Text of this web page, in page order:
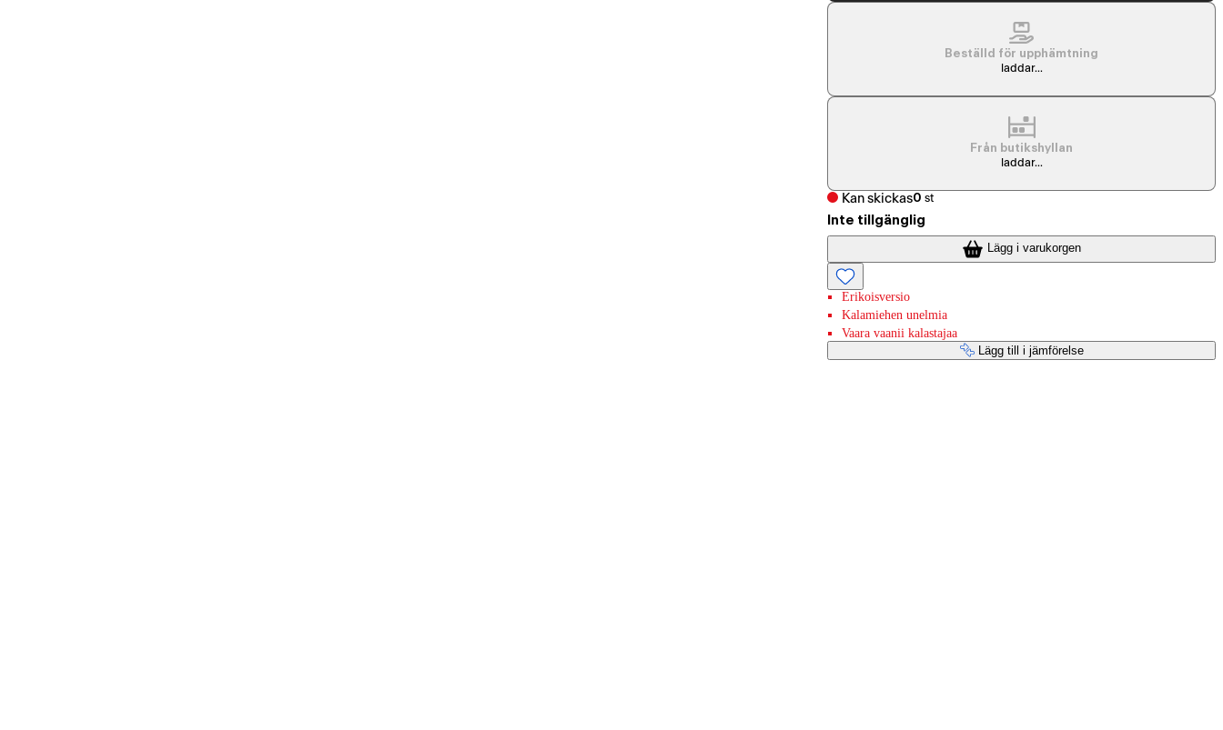
Beställd för upphämtning
laddar...
Från butikshyllan
laddar...
Kan skickas0 st
Inte tillgänglig
Lägg i varukorgen
Erikoisversio
Kalamiehen unelmia
Vaara vaanii kalastajaa
Lägg till i jämförelse